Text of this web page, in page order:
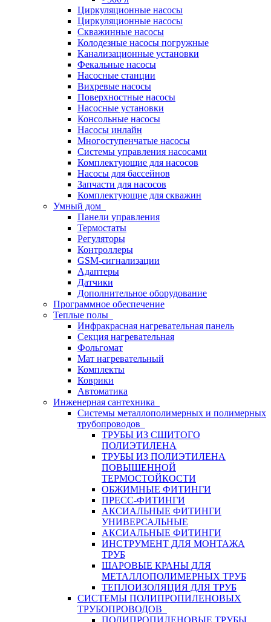
Циркуляционные насосы
Циркуляционные насосы
Скважинные насосы
Колодезные насосы погружные
Канализационные установки
Фекальные насосы
Насосные станции
Вихревые насосы
Поверхностные насосы
Насосные установки
Консольные насосы
Насосы инлайн
Многоступенчатые насосы
Системы управления насосами
Комплектующие для насосов
Насосы для бассейнов
Запчасти для насосов
Комплектующие для скважин
Умный дом
Панели управления
Термостаты
Регуляторы
Контроллеры
GSM-сигнализации
Адаптеры
Датчики
Дополнительное оборудование
Программное обеспечение
Теплые полы
Инфракрасная нагревательная панель
Секция нагревательная
Фольгомат
Мат нагревательный
Комплекты
Коврики
Автоматика
Инженерная сантехника
Системы металлополимерных и полимерных
трубопроводов
ТРУБЫ ИЗ СШИТОГО
ПОЛИЭТИЛЕНА
ТРУБЫ ИЗ ПОЛИЭТИЛЕНА
ПОВЫШЕННОЙ
ТЕРМОСТОЙКОСТИ
ОБЖИМНЫЕ ФИТИНГИ
ПРЕСС-ФИТИНГИ
АКСИАЛЬНЫЕ ФИТИНГИ
УНИВЕРСАЛЬНЫЕ
АКСИАЛЬНЫЕ ФИТИНГИ
ИНСТРУМЕНТ ДЛЯ МОНТАЖА
ТРУБ
ШАРОВЫЕ КРАНЫ ДЛЯ
МЕТАЛЛОПОЛИМЕРНЫХ ТРУБ
ТЕПЛОИЗОЛЯЦИЯ ДЛЯ ТРУБ
СИСТЕМЫ ПОЛИПРОПИЛЕНОВЫХ
ТРУБОПРОВОДОВ
ПОЛИПРОПИЛЕНОВЫЕ ТРУБЫ